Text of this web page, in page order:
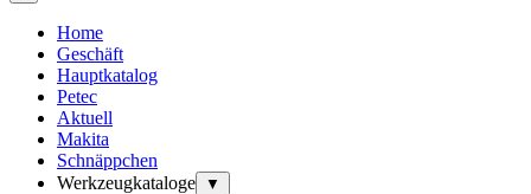
Home
Geschäft
Hauptkatalog
Petec
Aktuell
Makita
Schnäppchen
Werkzeugkataloge
▼